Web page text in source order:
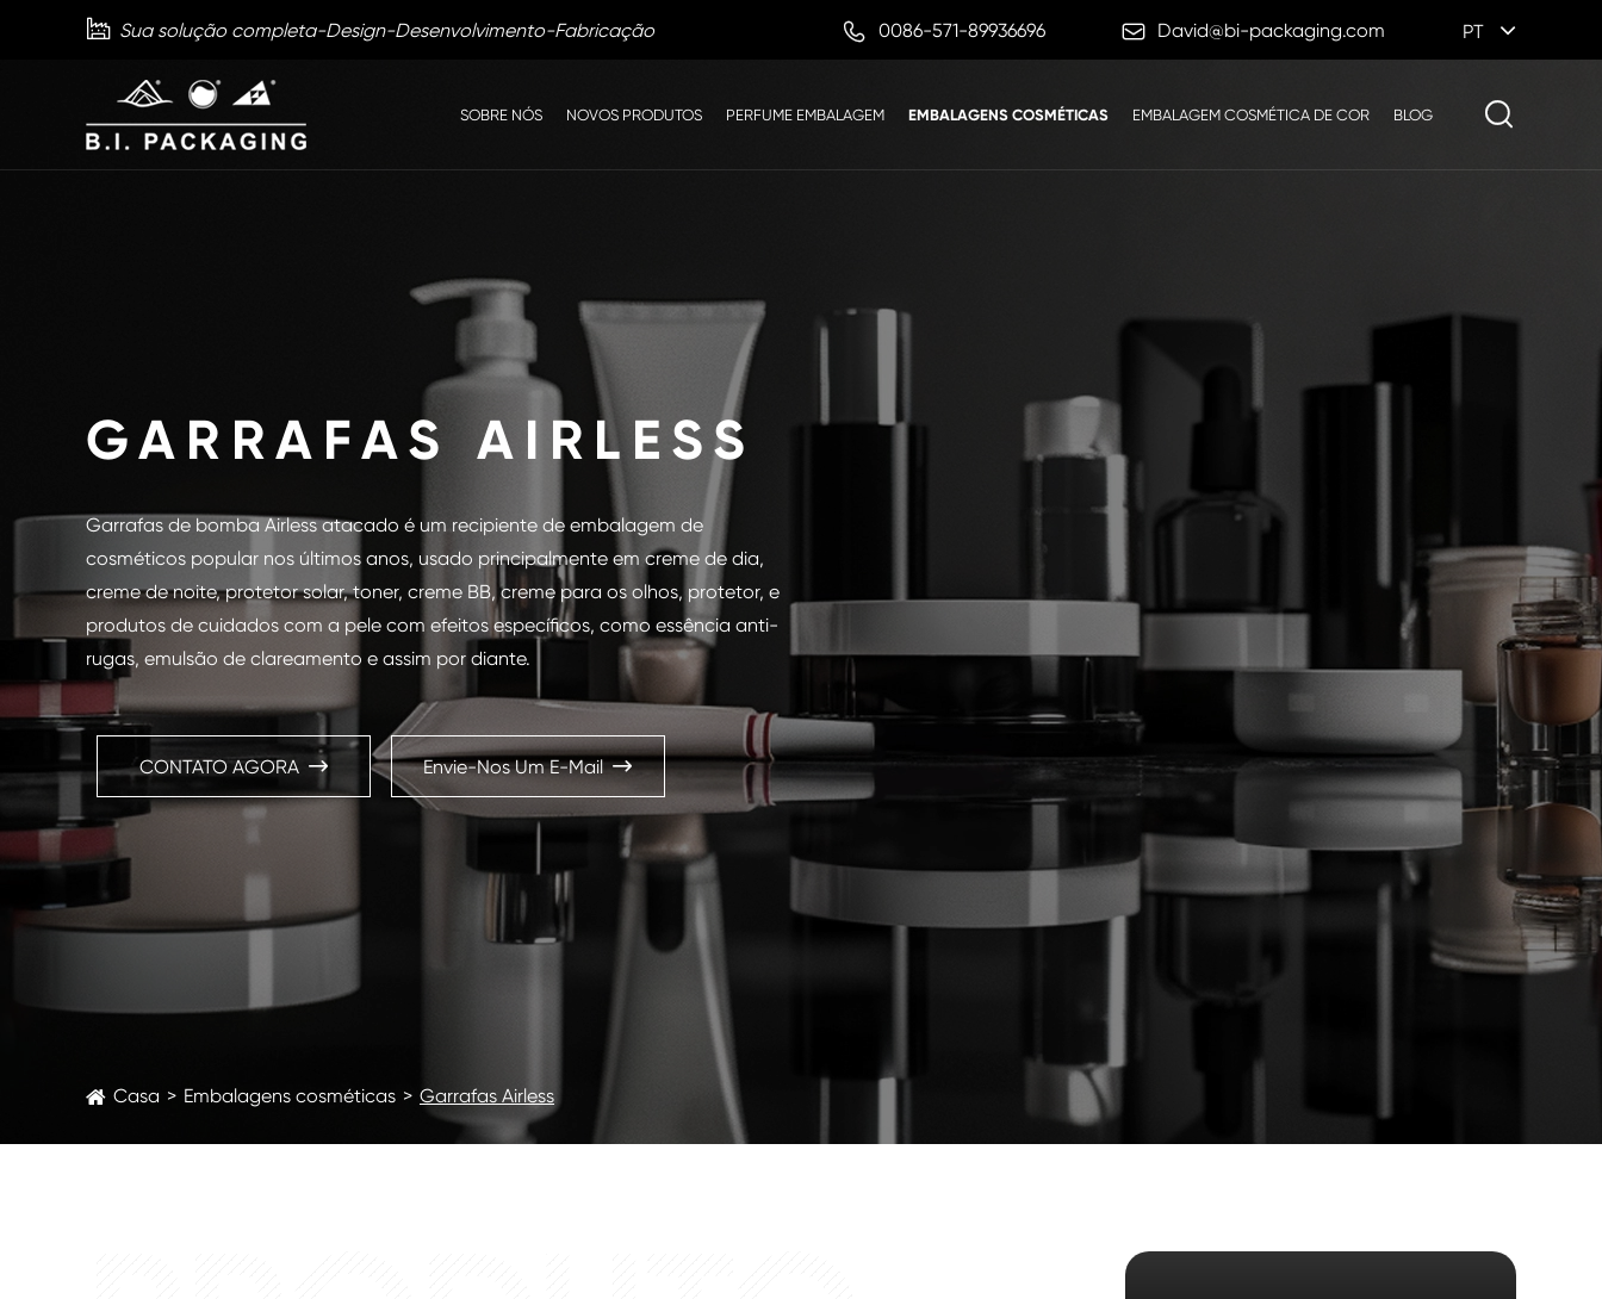
 Sua solução completa-Design-Desenvolvimento-Fabricação  0086-571-89936696  David@bi-packaging.com PT
SOBRE NÓS NOVOS PRODUTOS PERFUME EMBALAGEM EMBALAGENS COSMÉTICAS EMBALAGEM COSMÉTICA DE COR BLOG
GARRAFAS AIRLESS
Garrafas de bomba Airless atacado é um recipiente de embalagem de
cosméticos popular nos últimos anos, usado principalmente em creme de dia,
creme de noite, protetor solar, toner, creme BB, creme para os olhos, protetor, e
produtos de cuidados com a pele com efeitos específicos, como essência anti-
rugas, emulsão de clareamento e assim por diante.
CONTATO AGORA  Envie-Nos Um E-Mail 
Casa Embalagens cosméticas Garrafas Airless